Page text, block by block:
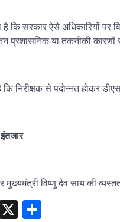
कि सरकार ऐसे अधिकारियों पर
प्रशासनिक या तकनीकी कारणों
कि निरीक्षक से पदोन्नत होकर
विष्णु देव साय की
X